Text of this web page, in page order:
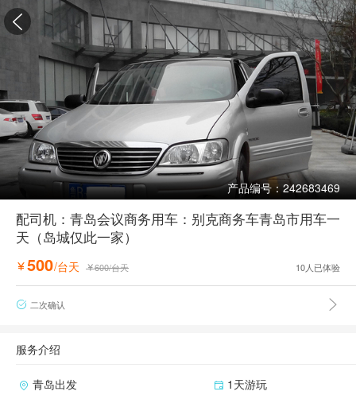

产品编号：242683469
配司机：青岛会议商务用车：别克商务车青岛市用车一
天（岛城仅此一家）
 500/台天 600/台天 10人已体验
 二次确认 
服务介绍
青岛出发
1天游玩